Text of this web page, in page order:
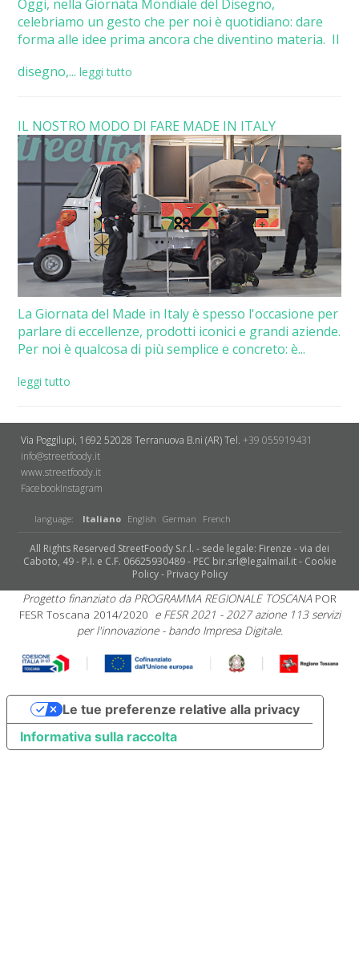
Oggi, nella Giornata Mondiale del Disegno,
celebriamo un gesto che per noi è quotidiano: dare
forma alle idee prima ancora che diventino materia. Il
disegno,... leggi tutto
IL NOSTRO MODO DI FARE MADE IN ITALY
La Giornata del Made in Italy è spesso l'occasione per
parlare di eccellenze, prodotti iconici e grandi aziende.
Per noi è qualcosa di più semplice e concreto: è...
leggi tutto
Via Poggilupi, 1692 52028 Terranuova B.ni (AR)Tel. +39 055919431
info@streetfoody.it
www.streetfoody.it
Facebook​Instagram
language: Italiano English German French
All Rights Reserved StreetFoody S.r.l. - sede legale: Firenze - via dei
Caboto, 49 - P.I. e C.F. 06625930489 - PEC bir.srl@legalmail.it - Cookie
Policy- Privacy Policy
Progetto finanziato da PROGRAMMA REGIONALE TOSCANA POR
FESR Toscana 2014/2020 e FESR 2021 - 2027 azione 113 servizi
per l'innovazione - bando Impresa Digitale.
Informativa sulla raccolta
Le tue preferenze relative alla privacy